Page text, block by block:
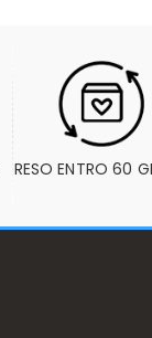
RESO ENTRO 60